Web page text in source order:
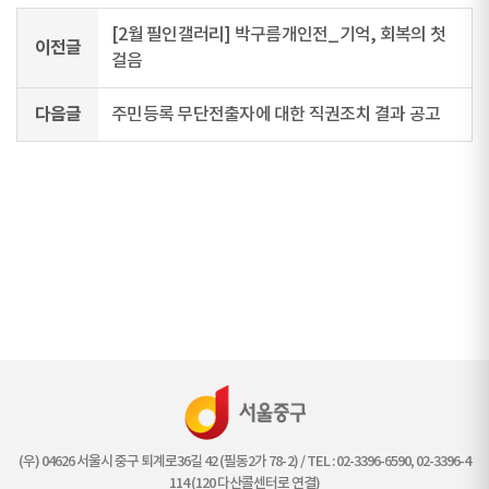
이전글
[2월 필인갤러리] 박구름개인전_기억, 회복의 첫
걸음
다음글 주민등록 무단전출자에 대한 직권조치 결과 공고
(우) 04626 서울시 중구 퇴계로36길 42 (필동2가 78-2) / TEL : 02-3396-6590, 02-3396-4
114 (120 다산콜센터로 연결)